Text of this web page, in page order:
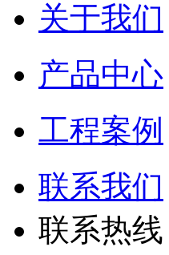
关于我们
产品中心
工程案例
联系我们
联系热线